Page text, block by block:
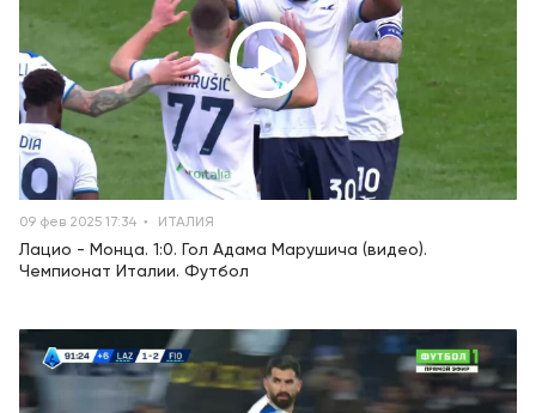
09 фев 2025 17:34 ИТАЛИЯ
Лацио - Монца. 1:0. Гол Адама Марушича (видео).
Чемпионат Италии. Футбол